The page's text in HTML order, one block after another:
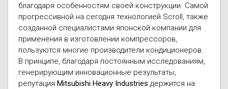
благодаря особенностям своей конструкции. Самой
прогрессивной на сегодня технологией Scroll, также
созданной специалистами японской компании для
применения в изготовлении компрессоров,
пользуются многие производители кондиционеров.
В принципе, благодаря постоянным исследованиям,
генерирующим инновационные результаты,
репутация Mitsubishi Heavy Industries держится на